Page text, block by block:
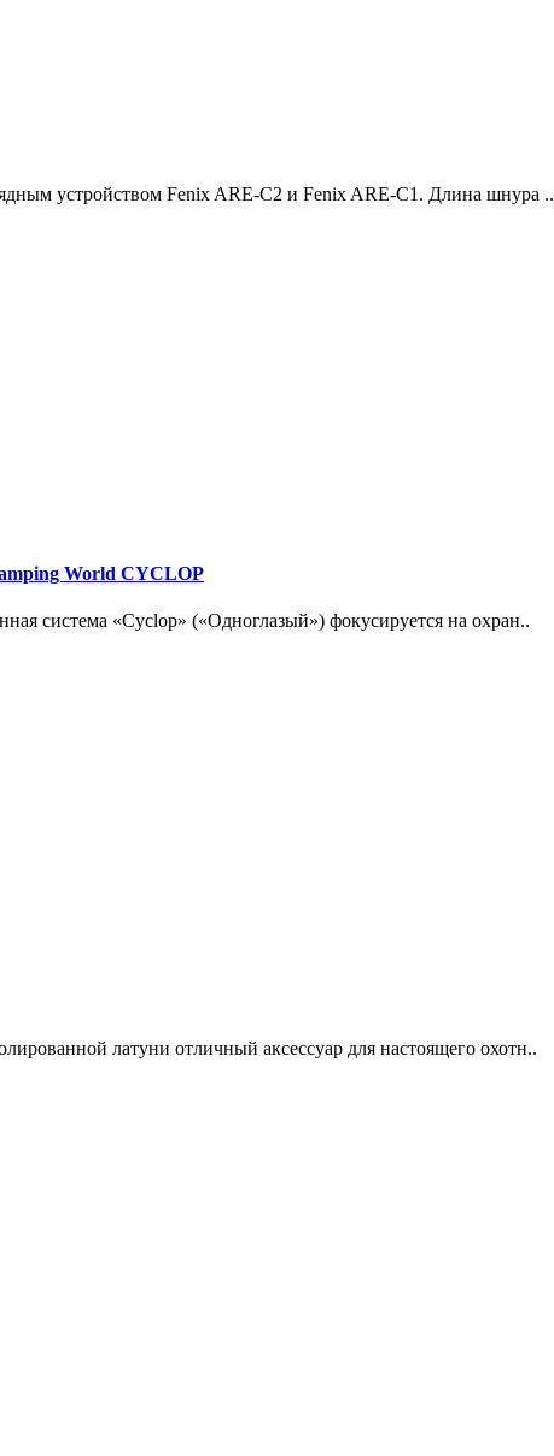
устройством Fenix ARE-C2 и Fenix ARE-C1. Длина шнура ..
World CYCLOP
система «Cyclop» («Одноглазый») фокусируется на охран..
латуни отличный аксессуар для настоящего охотн..